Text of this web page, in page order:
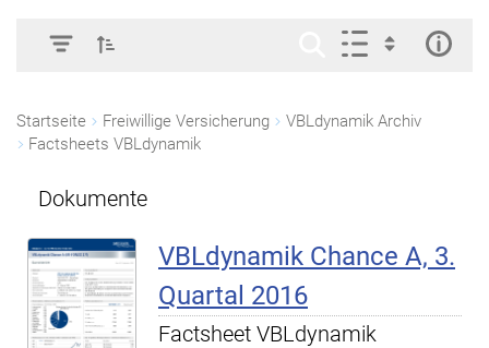
Startseite Freiwillige Versicherung
VBLdynamik Archiv
Factsheets VBLdynamik
Dokumente
VBLdynamik Chance A, 3.
Quartal 2016
Factsheet VBLdynamik